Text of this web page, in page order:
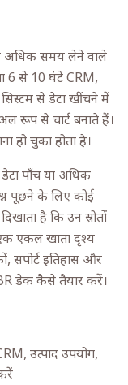
अधिक समय लेने वाले
6 से 10 घंटे CRM,
सिस्टम से डेटा खींचने में
रूप से चार्ट बनाते हैं।
हो चुका होता है।
पाँच या अधिक
पूछने के लिए कोई
है कि उन स्रोतों
एकल खाता दृश्य
सपोर्ट इतिहास और
डेक कैसे तैयार करें।
उत्पाद उपयोग,